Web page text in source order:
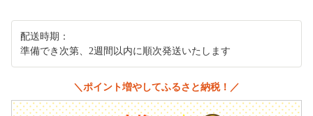
配送時期：
準備でき次第、2週間以内に順次発送いたします
＼ポイント増やしてふるさと納税！／